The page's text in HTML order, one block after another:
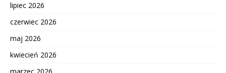
lipiec 2026
czerwiec 2026
maj 2026
kwiecień 2026